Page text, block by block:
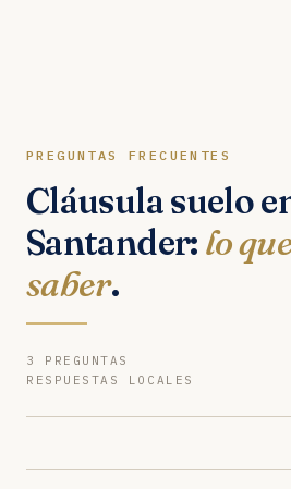
PREGUNTAS FRECUENTES
Cláusula suelo
Santander: lo
saber.
3 PREGUNTAS
RESPUESTAS LOCALES